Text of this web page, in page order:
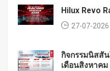
Hilux Revo
27-07-2026
กิจกรรมนิสสัน
เดือนสิงหาคม